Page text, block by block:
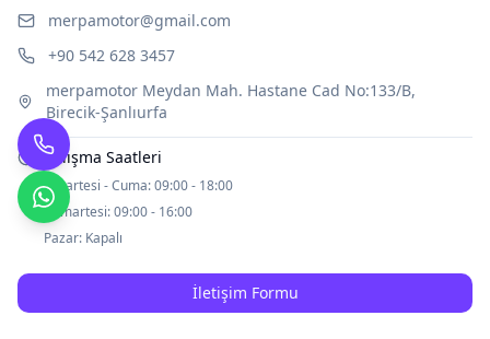
merpamotor@gmail.com
+90 542 628 3457
merpamotor Meydan Mah. Hastane Cad No:133/B,
Birecik-Şanlıurfa
Çalışma Saatleri
Pazartesi - Cuma:09:00 - 18:00
Cumartesi:09:00 - 16:00
Pazar: Kapalı
İletişim Formu